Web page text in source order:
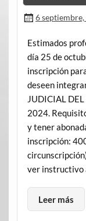
6
Estimados
día 25 de
inscripción
deseen
JUDICIAL
2024.
y tener
inscripción:
ver instructivo
Leer más